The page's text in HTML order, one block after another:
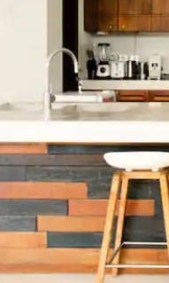
מגע או החלקה.